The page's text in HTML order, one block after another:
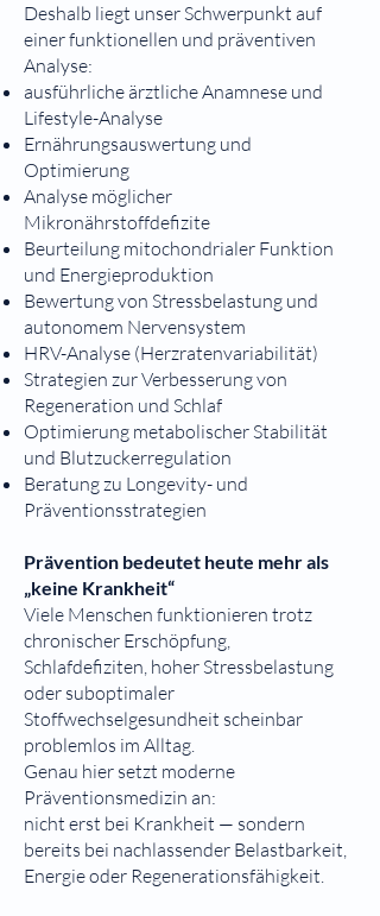
Deshalb liegt unser Schwerpunkt auf
einer funktionellen und präventiven
Analyse:
ausführliche ärztliche Anamnese und
Lifestyle-Analyse
Ernährungsauswertung und
Optimierung
Analyse möglicher
Mikronährstoffdefizite
Beurteilung mitochondrialer Funktion
und Energieproduktion
Bewertung von Stressbelastung und
autonomem Nervensystem
HRV-Analyse (Herzratenvariabilität)
Strategien zur Verbesserung von
Regeneration und Schlaf
Optimierung metabolischer Stabilität
und Blutzuckerregulation
Beratung zu Longevity- und
Präventionsstrategien
Prävention bedeutet heute mehr als
„keine Krankheit“
Viele Menschen funktionieren trotz
chronischer Erschöpfung,
Schlafdefiziten, hoher Stressbelastung
oder suboptimaler
Stoffwechselgesundheit scheinbar
problemlos im Alltag.
Genau hier setzt moderne
Präventionsmedizin an:
nicht erst bei Krankheit — sondern
bereits bei nachlassender Belastbarkeit,
Energie oder Regenerationsfähigkeit.